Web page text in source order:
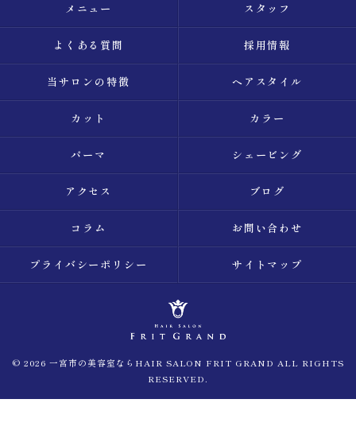
メニュー スタッフ
よくある質問 採用情報
当サロンの特徴 ヘアスタイル
カット カラー
パーマ シェービング
アクセス ブログ
コラム お問い合わせ
プライバシーポリシー サイトマップ
© 2026 一宮市の美容室ならHAIR SALON FRIT GRAND ALL RIGHTS
RESERVED.